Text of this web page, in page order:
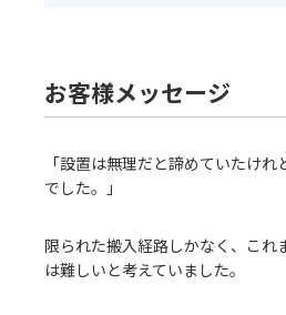
お客様メッセージ
「設置は無理だと諦めていたけ
でした。」
限られた搬入経路しかなく、これ
は難しいと考えていました。